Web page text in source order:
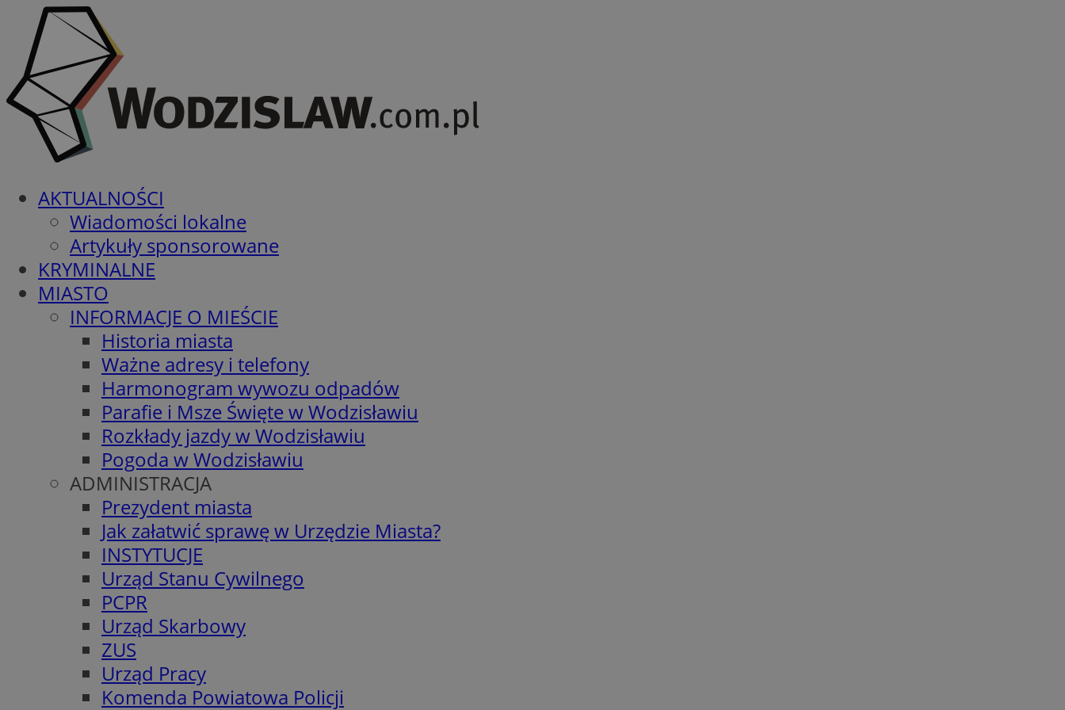
AKTUALNOŚCI
Wiadomości lokalne
Artykuły sponsorowane
KRYMINALNE
MIASTO
INFORMACJE O MIEŚCIE
Historia miasta
Ważne adresy i telefony
Harmonogram wywozu odpadów
Parafie i Msze Święte w Wodzisławiu
Rozkłady jazdy w Wodzisławiu
Pogoda w Wodzisławiu
ADMINISTRACJA
Prezydent miasta
Jak załatwić sprawę w Urzędzie Miasta?
INSTYTUCJE
Urząd Stanu Cywilnego
PCPR
Urząd Skarbowy
ZUS
Urząd Pracy
Komenda Powiatowa Policji